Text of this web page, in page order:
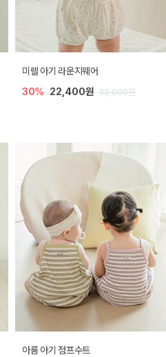
미렐 아기 라운지웨어
30% 22,400원 32,000원
아롬 아기 점프수트